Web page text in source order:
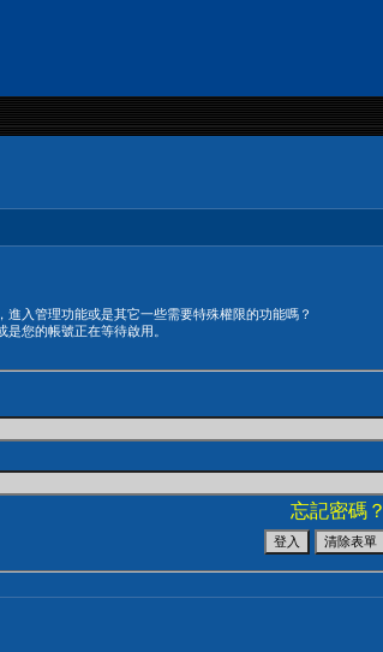
入管理功能或是其它一些需要特殊權限的功能嗎？
您的帳號正在等待啟用。
忘記密碼？